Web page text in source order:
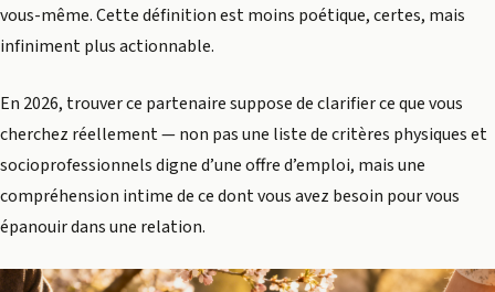
vous-même. Cette définition est moins poétique, certes, mais
infiniment plus actionnable.
En 2026, trouver ce partenaire suppose de clarifier ce que vous
cherchez réellement — non pas une liste de critères physiques et
socioprofessionnels digne d’une offre d’emploi, mais une
compréhension intime de ce dont vous avez besoin pour vous
épanouir dans une relation.